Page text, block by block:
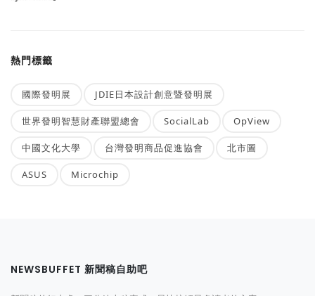
熱門標籤
國際發明展 JDIE日本設計創意暨發明展
世界發明智慧財產聯盟總會 SocialLab OpView
中國文化大學 台灣發明商品促進協會 北市圖
ASUS Microchip
NEWSBUFFET 新聞稿自助吧